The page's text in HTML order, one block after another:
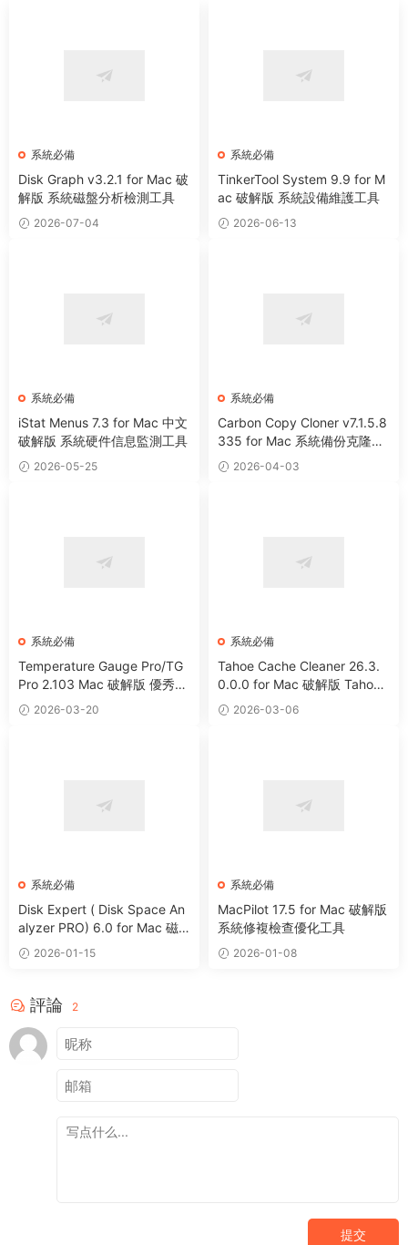
系統必備
Disk Graph v3.2.1 for Mac 破
解版 系統磁盤分析檢測工具
2026-07-04
系統必備
TinkerTool System 9.9 for M
ac 破解版 系統設備維護工具
2026-06-13
系統必備
iStat Menus 7.3 for Mac 中文
破解版 系統硬件信息監測工具
2026-05-25
系統必備
Carbon Copy Cloner v7.1.5.8
335 for Mac 系統備份克隆遷
移工具
2026-04-03
系統必備
Temperature Gauge Pro/TG
Pro 2.103 Mac 破解版 優秀硬
件溫度監測工具
2026-03-20
系統必備
Tahoe Cache Cleaner 26.3.
0.0.0 for Mac 破解版 Tahoe
系統優化防病毒清理軟件
2026-03-06
系統必備
Disk Expert ( Disk Space An
alyzer PRO) 6.0 for Mac 磁
盤分析管理清理工具
2026-01-15
系統必備
MacPilot 17.5 for Mac 破解版
系統修複檢查優化工具
2026-01-08
評論 2
提交